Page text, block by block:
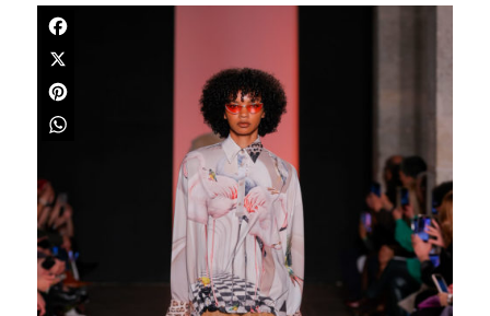
Facebook
X
Pinterest